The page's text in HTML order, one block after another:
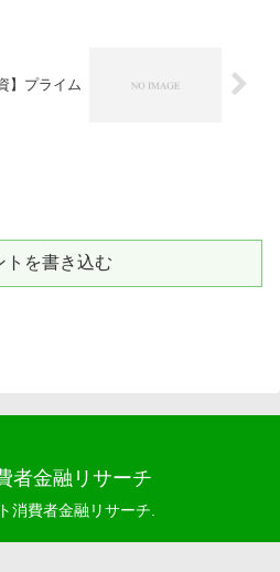
】プライム
トを書き込む
者金融リサーチ
消費者金融リサーチ.